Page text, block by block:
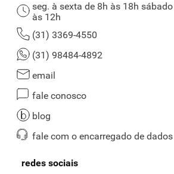
seg. à sexta de 8h às 18h
às 12h
(31) 3369-4550
(31) 98484-4892
email
fale conosco
blog
fale com o encarregado de dados
redes sociais